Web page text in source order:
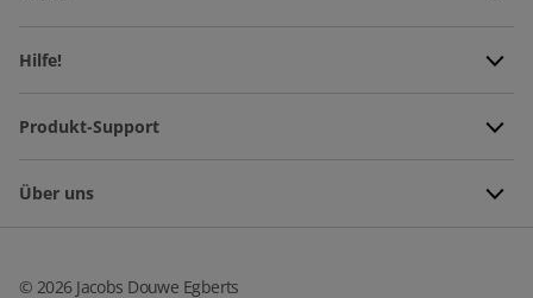
Hilfe!
Produkt-Support
Über uns
© 2026Jacobs Douwe Egberts